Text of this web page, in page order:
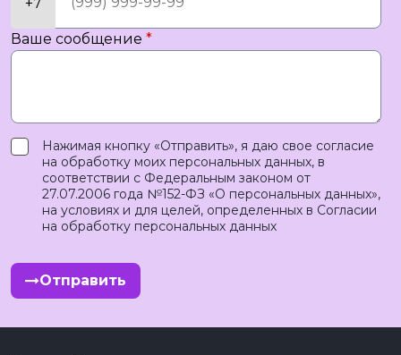
Ваше сообщение *
Нажимая кнопку «Отправить», я даю свое согласие
на обработку моих персональных данных, в
соответствии с Федеральным законом от
27.07.2006 года №152-ФЗ «О персональных данных»,
на условиях и для целей, определенных в Согласии
на обработку персональных данных
Отправить